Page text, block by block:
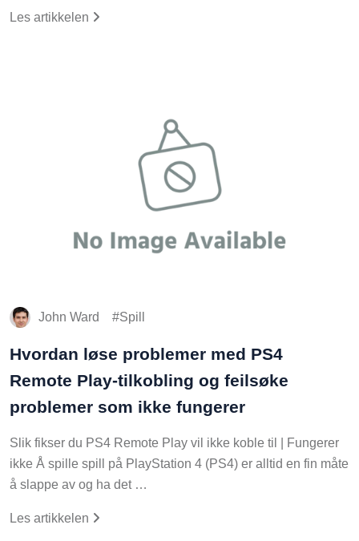
Les artikkelen
John Ward Spill
Hvordan løse problemer med PS4
Remote Play-tilkobling og feilsøke
problemer som ikke fungerer
Slik fikser du PS4 Remote Play vil ikke koble til | Fungerer
ikke Å spille spill på PlayStation 4 (PS4) er alltid en fin måte
å slappe av og ha det …
Les artikkelen